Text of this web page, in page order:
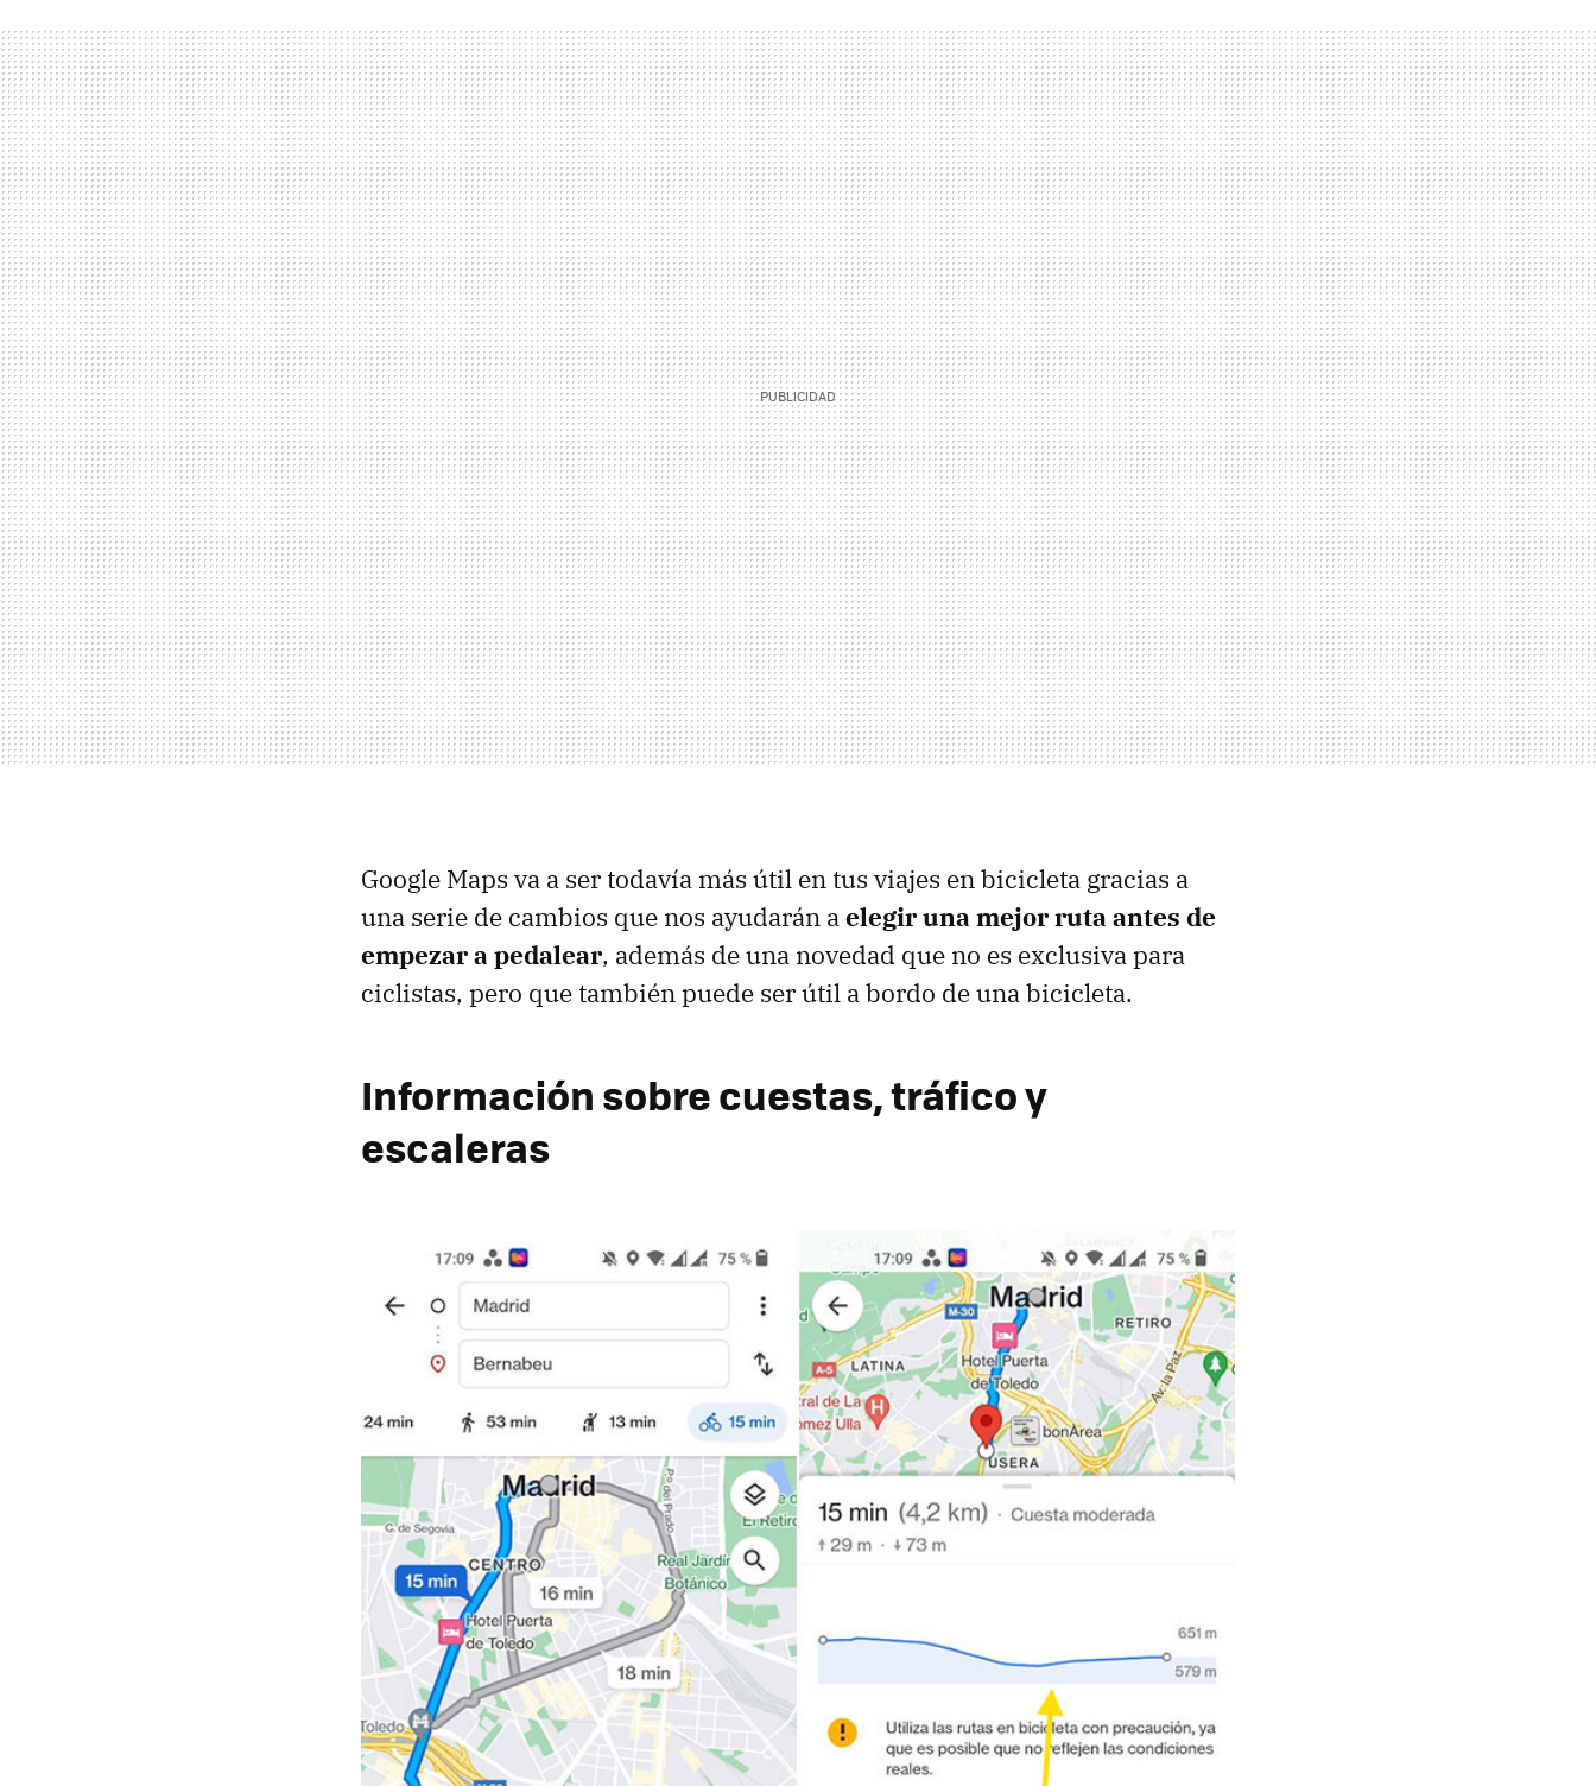
Google Maps va a ser todavía más útil en tus viajes en bicicleta gracias a
una serie de cambios que nos ayudarán aelegir una mejor ruta antes de
empezar a pedalear, además de una novedad que no es exclusiva para
ciclistas, pero que también puede ser útil a bordo de una bicicleta.
Información sobre cuestas, tráfico y
escaleras